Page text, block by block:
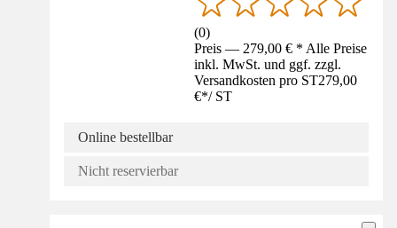
(0)
Preis — 279,00 € * Alle Preise
inkl. MwSt. und ggf. zzgl.
Versandkosten pro ST279,00
€*/ ST
Online bestellbar
Nicht reservierbar